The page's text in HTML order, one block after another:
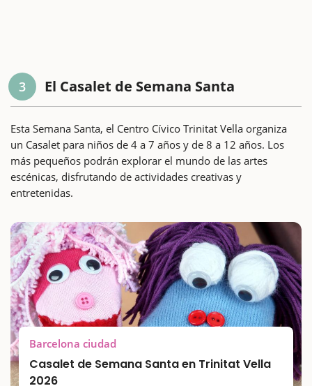
3 El Casalet de Semana Santa
Esta Semana Santa, el Centro Cívico Trinitat Vella organiza
un Casalet para niños de 4 a 7 años y de 8 a 12 años. Los
más pequeños podrán explorar el mundo de las artes
escénicas, disfrutando de actividades creativas y
entretenidas.
Barcelona ciudad
Casalet de Semana Santa en Trinitat Vella
2026